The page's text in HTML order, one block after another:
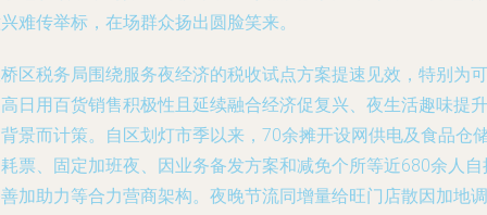
难传举标，在场群众扬出圆脸笑来。
区税务局围绕服务夜经济的税收试点方案提速见效，特别为可
日用百货销售积极性且延续融合经济促复兴、夜生活趣味提升
景而计策。自区划灯市季以来，70余摊开设网供电及食品仓
票、固定加班夜、因业务备发方案和减免个所等近680余人自
加助力等合力营商架构。夜晚节流同增量给旺门店散因加地调